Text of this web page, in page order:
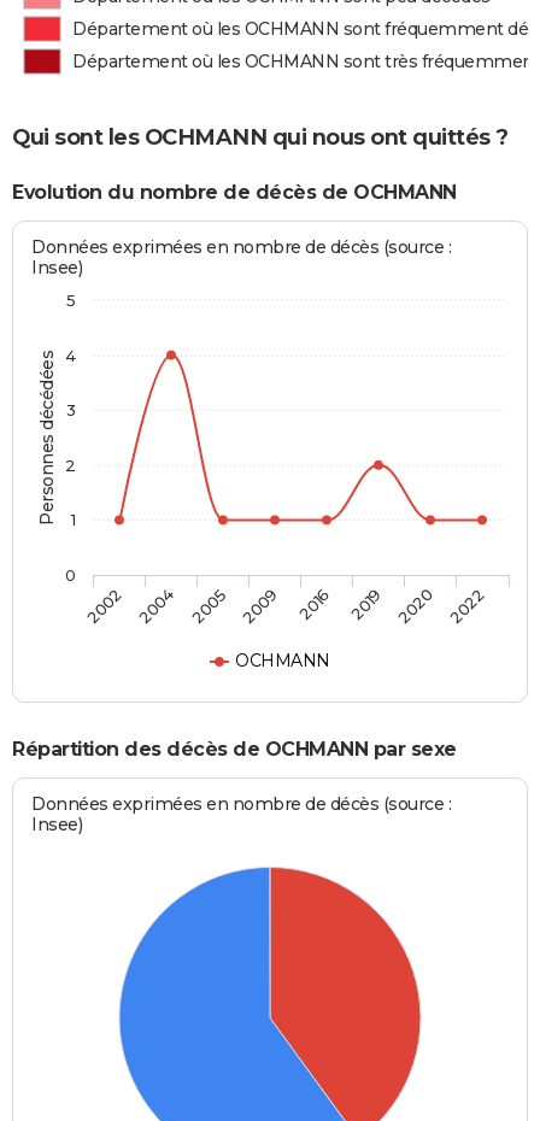
Département où les OCHMANN sont fréquemment
Département où les OCHMANN sont très
Qui sont les OCHMANN qui nous ont quittés ?
Evolution du nombre de décès de OCHMANN
Personnes décédées
Données exprimées en nombre de décès (source :
Insee)
OCHMANN
2002 2004 2005 2009 2016 2019 2020 2022
0
1
2
3
4
5
Répartition des décès de OCHMANN par sexe
Données exprimées en nombre de décès (source :
Insee)